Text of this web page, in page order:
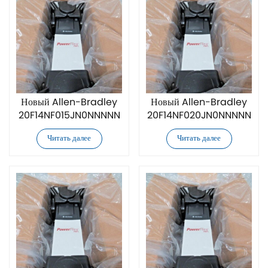
Новый Allen-Bradley
20F14NF015JN0NNNNN
привод переменного тока
Читать далее
Новый Allen-Bradley
20F14NF020JN0NNNNN
привод переменного тока
Читать далее